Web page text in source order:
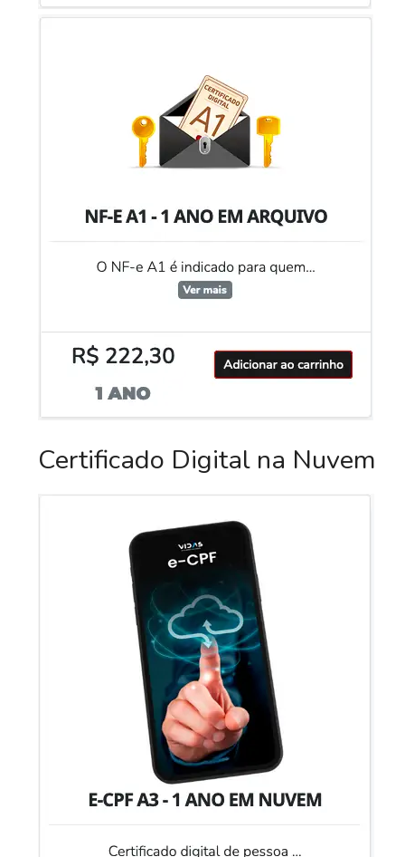
Certificado Digital na Nuvem